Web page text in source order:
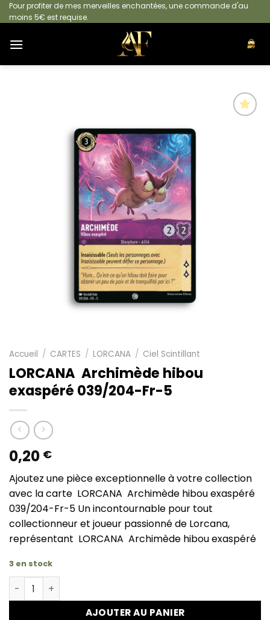
Passer
au
contenu
Pour profiter de mes merveilles enchantées, une commande d'au
moins 5€ est requise.
Accueil / CARTES / LORCANA / Ciel Scintillant
LORCANA Archimède hibou
exaspéré 039/204-Fr-5
0,20 €
Ajoutez une pièce exceptionnelle à votre collection
avec la carte LORCANA Archimède hibou exaspéré
039/204-Fr-5 Un incontournable pour tout
collectionneur et joueur passionné de Lorcana,
représentant LORCANA Archimède hibou exaspéré
3 en stock
quantité de LORCANA Archimède hibou exaspéré 039/
AJOUTER AU PANIER